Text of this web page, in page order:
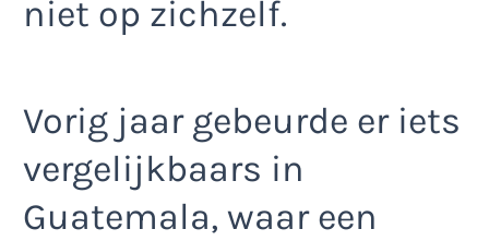
niet op zichzelf.
Vorig jaar gebeurde er iets
vergelijkbaars in
Guatemala, waar een